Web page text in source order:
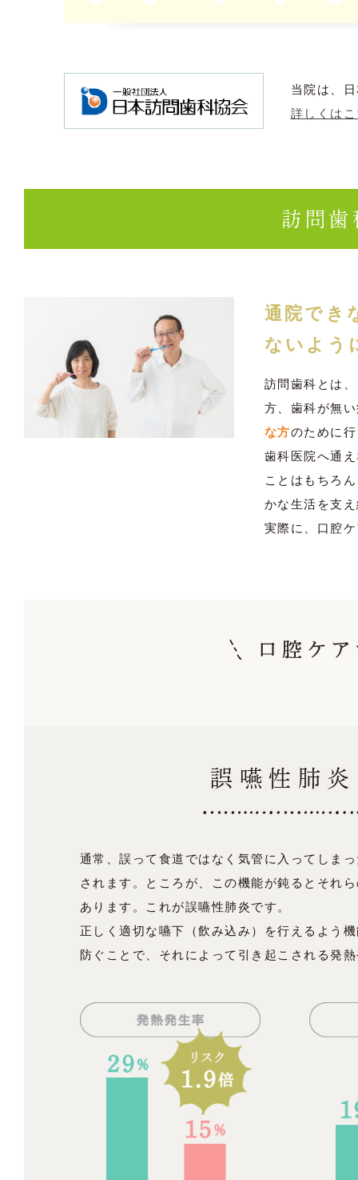
当院は、
詳しくは
訪問歯
通院でき
ないよう
訪問歯科とは
方、歯科が無
な方のために
歯科医院へ通
ことはもちろ
かな生活を支
実際に、口腔
誤嚥性肺
通常、誤って食道ではなく気管に入ってしま
されます。ところが、この機能が鈍るとそれ
あります。これが誤嚥性肺炎です。
正しく適切な嚥下（飲み込み）を行えるよう
防ぐことで、それによって引き起こされる発